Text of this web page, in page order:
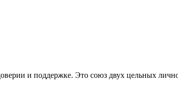
и поддержке. Это союз двух цельных